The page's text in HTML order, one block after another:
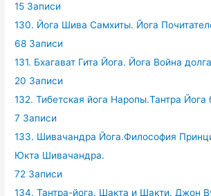
15 Записи
130. Йога Шива Самхиты. Йога
68 Записи
131. Бхагават Гита Йога. Йога Война долга
20 Записи
132. Тибетская йога Наропы.Тантра Йога
7 Записи
133. Шивачандра Йога.Философия
Юкта Шивачандра.
72 Записи
134. Тантра-йога. Шакта и Шакти. Джон